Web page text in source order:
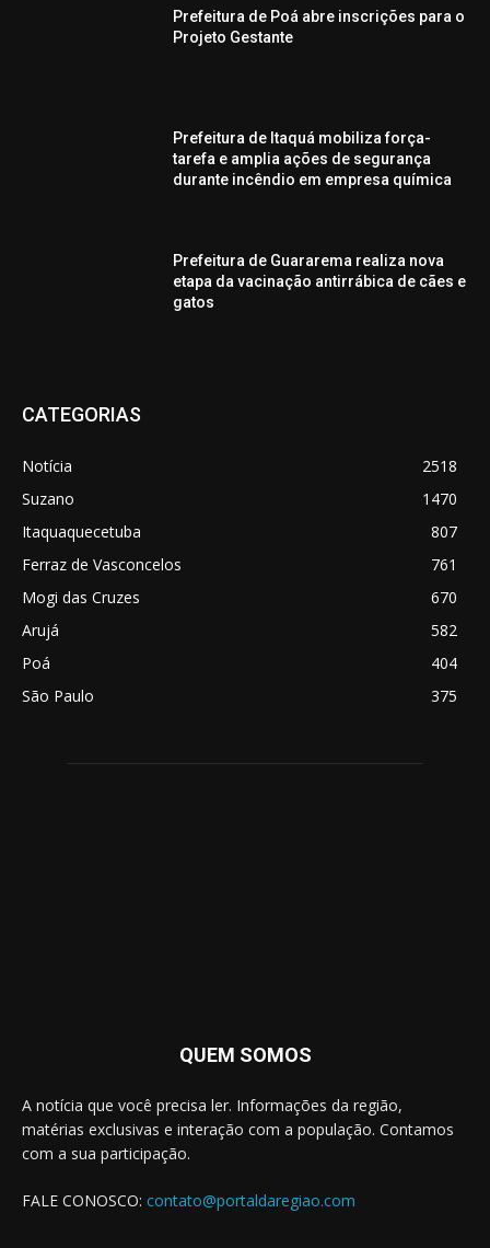
Prefeitura de Poá abre inscrições para o
Projeto Gestante
Prefeitura de Itaquá mobiliza força-
tarefa e amplia ações de segurança
durante incêndio em empresa química
Prefeitura de Guararema realiza nova
etapa da vacinação antirrábica de cães e
gatos
CATEGORIAS
Notícia
2518
Suzano
1470
Itaquaquecetuba
807
Ferraz de Vasconcelos
761
Mogi das Cruzes
670
Arujá
582
Poá
404
São Paulo
375
QUEM SOMOS
A notícia que você precisa ler. Informações da região,
matérias exclusivas e interação com a população. Contamos
com a sua participação.
FALE CONOSCO: contato@portaldaregiao.com